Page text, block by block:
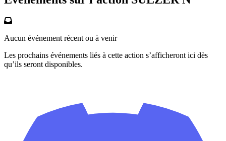
Aucun événement récent ou à venir
Les prochains événements liés à cette action s’afficheront ici dès
qu’ils seront disponibles.